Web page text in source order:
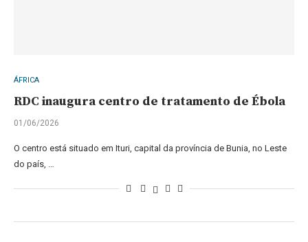
ÁFRICA
RDC inaugura centro de tratamento de Ébola
01/06/2026
O centro está situado em Ituri, capital da província de Bunia, no Leste
do país, …